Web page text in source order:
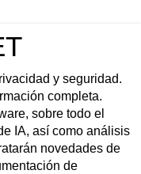
y seguridad.
completa.
sobre todo el
IA, así como análisis
novedades de
de